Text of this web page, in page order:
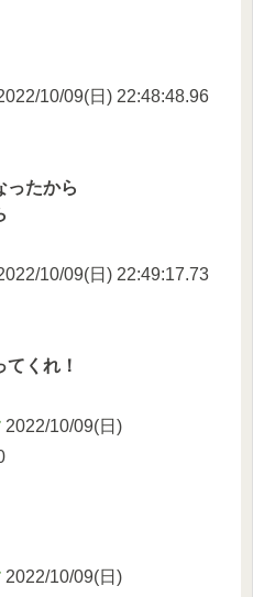
10/09(日) 22:48:48.96
ったから
10/09(日) 22:49:17.73
くれ！
2022/10/09(日)
2022/10/09(日)